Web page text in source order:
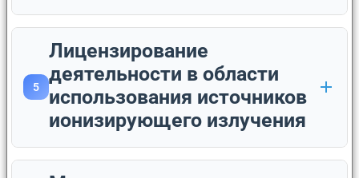
5
Лицензирование
деятельности в области
использования источников
ионизирующего излучения